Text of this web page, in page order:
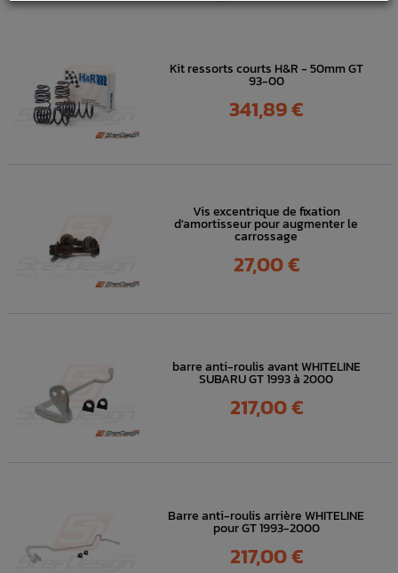
Kit ressorts courts H&R - 50mm GT
93-00
Prix
341,89 €
Vis excentrique de fixation
d'amortisseur pour augmenter le
carrossage
Prix
27,00 €
barre anti-roulis avant WHITELINE
SUBARU GT 1993 à 2000
Prix
217,00 €
Barre anti-roulis arrière WHITELINE
pour GT 1993-2000
Prix
217,00 €